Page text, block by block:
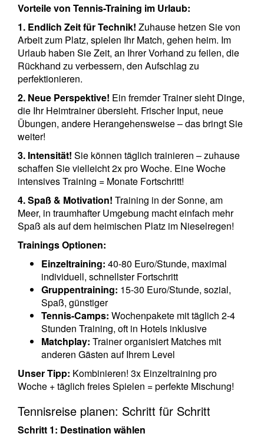
Vorteile von Tennis-Training im Urlaub:
1. Endlich Zeit für Technik! Zuhause hetzen Sie von
Arbeit zum Platz, spielen Ihr Match, gehen heim. Im
Urlaub haben Sie Zeit, an Ihrer Vorhand zu feilen, die
Rückhand zu verbessern, den Aufschlag zu
perfektionieren.
2. Neue Perspektive! Ein fremder Trainer sieht Dinge,
die Ihr Heimtrainer übersieht. Frischer Input, neue
Übungen, andere Herangehensweise – das bringt Sie
weiter!
3. Intensität! Sie können täglich trainieren – zuhause
schaffen Sie vielleicht 2x pro Woche. Eine Woche
intensives Training = Monate Fortschritt!
4. Spaß & Motivation! Training in der Sonne, am
Meer, in traumhafter Umgebung macht einfach mehr
Spaß als auf dem heimischen Platz im Nieselregen!
Trainings Optionen:
Einzeltraining: 40-80 Euro/Stunde, maximal
individuell, schnellster Fortschritt
Gruppentraining: 15-30 Euro/Stunde, sozial,
Spaß, günstiger
Tennis-Camps: Wochenpakete mit täglich 2-4
Stunden Training, oft in Hotels inklusive
Matchplay: Trainer organisiert Matches mit
anderen Gästen auf Ihrem Level
Unser Tipp: Kombinieren! 3x Einzeltraining pro
Woche + täglich freies Spielen = perfekte Mischung!
Tennisreise planen: Schritt für Schritt
Schritt 1: Destination wählen